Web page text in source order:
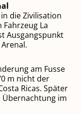
die Zivilisation
La
Ausgangspunkt
am Fusse
m nicht der
Ricas. Später
Übernachtung im